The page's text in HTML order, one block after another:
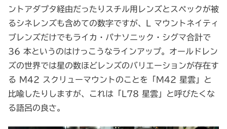
ントアダプタ経由だったりスチル用レンズとスペックが被
るシネレンズも含めての数字ですが、L マウントネイティ
ブレンズだけでもライカ・パナソニック・シグマ合計で
36 本というのはけっこうなラインアップ。オールドレン
ズの世界では星の数ほどレンズのバリエーションが存在す
る M42 スクリューマウントのことを「M42 星雲」と
比喩したりしますが、これは「L78 星雲」と呼びたくな
る語呂の良さ。